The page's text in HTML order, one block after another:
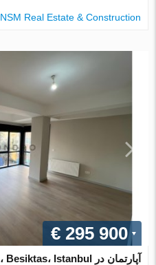
NSM Real Estate & Construction
€ 295 900